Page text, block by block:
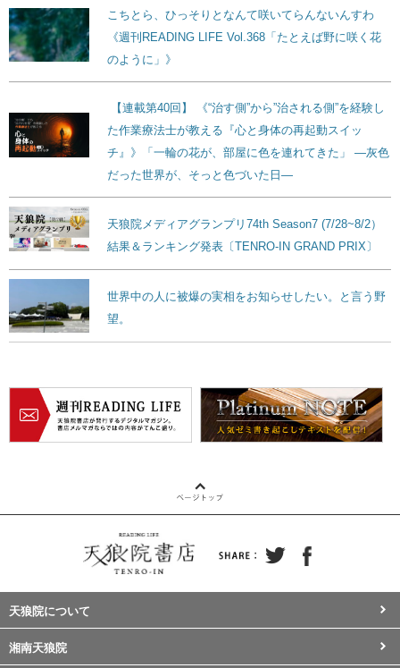
こちとら、ひっそりとなんて咲いてらんないんすわ
《週刊READING LIFE Vol.368「たとえば野に咲く花
のように」》
【連載第40回】 《“治す側”から”治される側”を経験し
た作業療法士が教える『心と身体の再起動スイッ
チ』》「一輪の花が、部屋に色を連れてきた」 ―灰色
だった世界が、そっと色づいた日―
天狼院メディアグランプリ74th Season7 (7/28~8/2）
結果＆ランキング発表〔TENRO-IN GRAND PRIX〕
世界中の人に被爆の実相をお知らせしたい。と言う野
望。
天狼院について
湘南天狼院